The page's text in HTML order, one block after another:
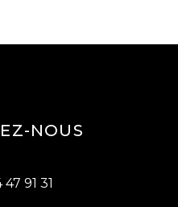
NOUS
91 31